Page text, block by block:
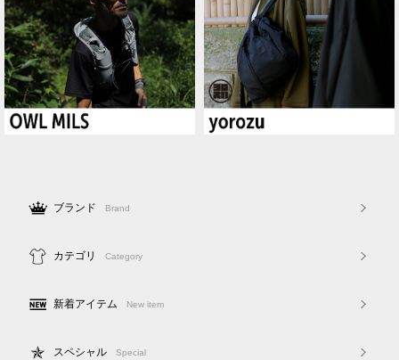
ブランド Brand
カテゴリ Category
新着アイテム New item
スペシャル Special